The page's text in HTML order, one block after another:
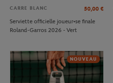
CARRE BLANC 50,00 €
Serviette officielle joueur•se finale
Roland-Garros 2026 - Vert
NOUVEAU